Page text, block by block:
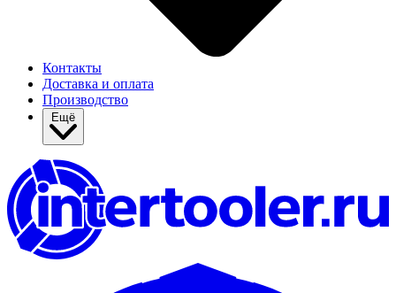
Контакты
Доставка и оплата
Производство